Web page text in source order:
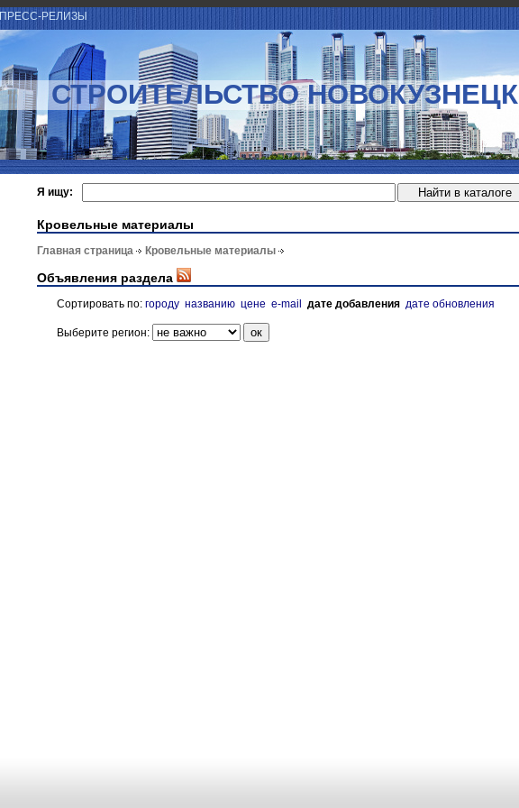
ПРЕСС-РЕЛИЗЫ
СТРОИТЕЛЬСТВО НОВОКУЗНЕЦК
Я ищу:
Кровельные материалы
Главная страница Кровельные материалы
Объявления раздела
Сортировать по: городу названию цене e-mail дате добавления дате обновления
Выберите регион: